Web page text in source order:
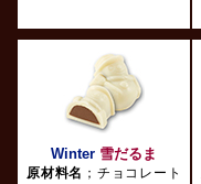
Winter雪だるま
原材料名 ；チョコレート